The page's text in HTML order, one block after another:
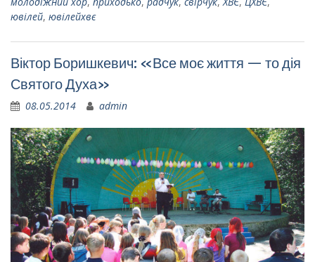
ювілей, ювілейхвє
Віктор Боришкевич: «Все моє життя — то дія
Святого Духа»
08.05.2014 admin